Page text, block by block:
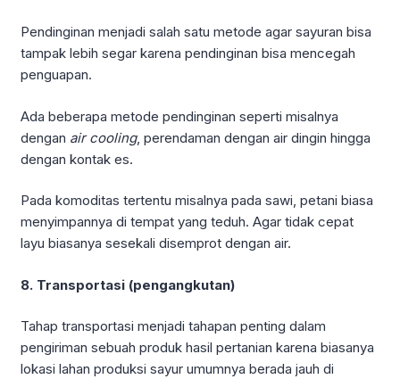
Pendinginan menjadi salah satu metode agar sayuran bisa
tampak lebih segar karena pendinginan bisa mencegah
penguapan.
Ada beberapa metode pendinginan seperti misalnya
dengan air cooling, perendaman dengan air dingin hingga
dengan kontak es.
Pada komoditas tertentu misalnya pada sawi, petani biasa
menyimpannya di tempat yang teduh. Agar tidak cepat
layu biasanya sesekali disemprot dengan air.
8. Transportasi (pengangkutan)
Tahap transportasi menjadi tahapan penting dalam
pengiriman sebuah produk hasil pertanian karena biasanya
lokasi lahan produksi sayur umumnya berada jauh di